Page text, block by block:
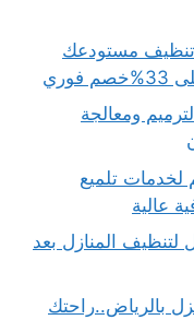
مستودعك
بـ40% خصم لترميم ومعالجة
بـ35%خصم لخدمات تلميع
عالية
بشقراء خصم150ريال لتنظيف المنازل بعد
بالرياض..راحتك